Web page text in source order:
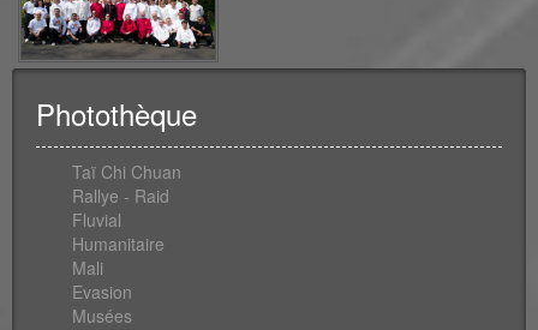
Photothèque
Taï Chi Chuan
Rallye - Raid
Fluvial
Humanitaire
Mali
Evasion
Musées